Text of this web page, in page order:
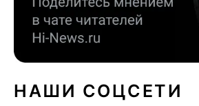
НАШИ СОЦСЕТИ